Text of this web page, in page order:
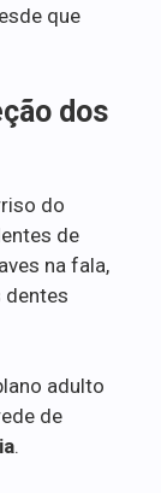
que
dos
do
de
na fala,
dentes
adulto
de
.